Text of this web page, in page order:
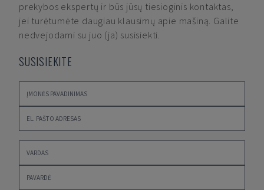
prekybos ekspertų ir būs jūsų tiesioginis kontaktas,
jei turėtumėte daugiau klausimų apie mašiną. Galite
nedvejodami su juo (ja) susisiekti.
SUSISIEKITE